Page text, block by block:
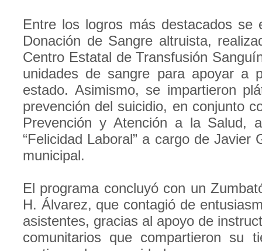
Entre los logros más destacados se
Donación de Sangre altruista,
Centro Estatal de Transfusión
unidades de sangre para apoyar a
estado. Asimismo, se impartieron
prevención del suicidio, en conjunto
Prevención y Atención a la Salud,
“Felicidad Laboral” a cargo de Javier
municipal.
El programa concluyó con un
H. Álvarez, que contagió de
asistentes, gracias al apoyo de
comunitarios que compartieron su